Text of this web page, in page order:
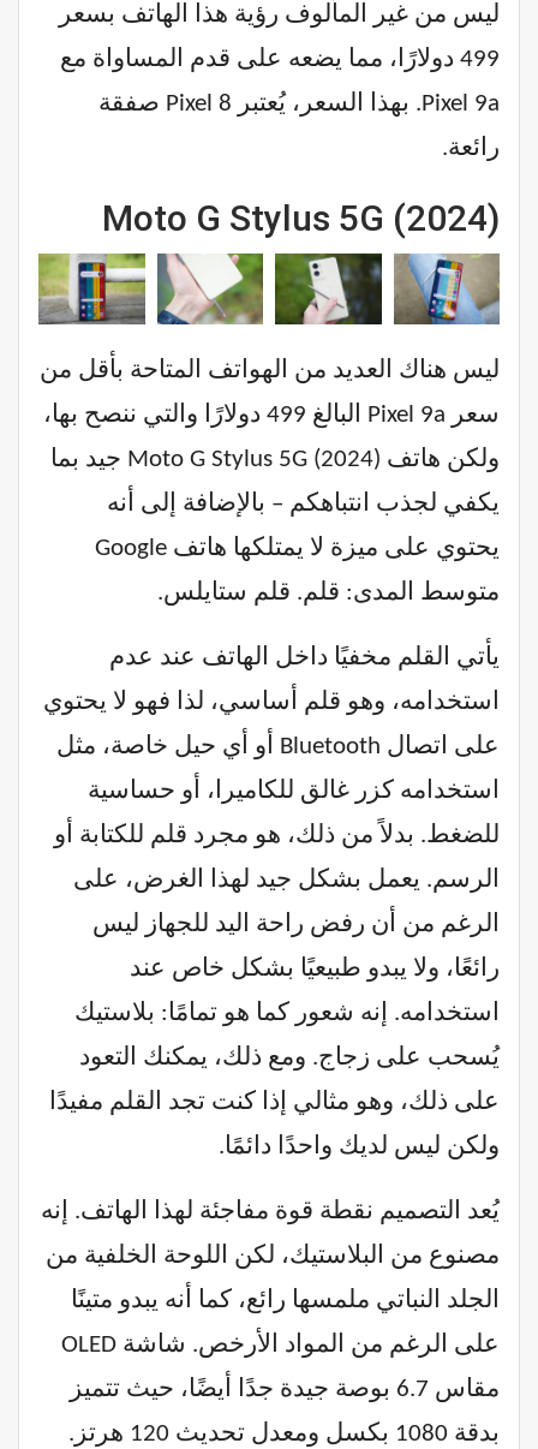
ليس من غير المألوف رؤية هذا الهاتف بسعر
499 دولارًا، مما يضعه على قدم المساواة مع
Pixel 9a. بهذا السعر، يُعتبر Pixel 8 صفقة
رائعة.
Moto G Stylus 5G (2024)
ليس هناك العديد من الهواتف المتاحة بأقل من
سعر Pixel 9a البالغ 499 دولارًا والتي ننصح بها،
ولكن هاتف Moto G Stylus 5G (2024) جيد بما
يكفي لجذب انتباهكم – بالإضافة إلى أنه
يحتوي على ميزة لا يمتلكها هاتف Google
متوسط ​​المدى: قلم. قلم ستايلس.
يأتي القلم مخفيًا داخل الهاتف عند عدم
استخدامه، وهو قلم أساسي، لذا فهو لا يحتوي
على اتصال Bluetooth أو أي حيل خاصة، مثل
استخدامه كزر غالق للكاميرا، أو حساسية
للضغط. بدلاً من ذلك، هو مجرد قلم للكتابة أو
الرسم. يعمل بشكل جيد لهذا الغرض، على
الرغم من أن رفض راحة اليد للجهاز ليس
رائعًا، ولا يبدو طبيعيًا بشكل خاص عند
استخدامه. إنه شعور كما هو تمامًا: بلاستيك
يُسحب على زجاج. ومع ذلك، يمكنك التعود
على ذلك، وهو مثالي إذا كنت تجد القلم مفيدًا
ولكن ليس لديك واحدًا دائمًا.
يُعد التصميم نقطة قوة مفاجئة لهذا الهاتف. إنه
مصنوع من البلاستيك، لكن اللوحة الخلفية من
الجلد النباتي ملمسها رائع، كما أنه يبدو متينًا
على الرغم من المواد الأرخص. شاشة OLED
مقاس 6.7 بوصة جيدة جدًا أيضًا، حيث تتميز
بدقة 1080 بكسل ومعدل تحديث 120 هرتز.